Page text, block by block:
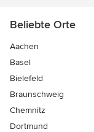
Beliebte Orte
Aachen
Basel
Bielefeld
Braunschweig
Chemnitz
Dortmund